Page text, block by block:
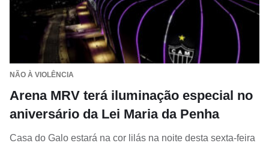
NÃO À VIOLÊNCIA
Arena MRV terá iluminação especial no
aniversário da Lei Maria da Penha
Casa do Galo estará na cor lilás na noite desta sexta-feira